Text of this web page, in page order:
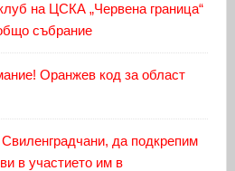
на ЦСКА „Червена граница“
събрание
Оранжев код за област
Свиленградчани, да подкрепим
в участието им в